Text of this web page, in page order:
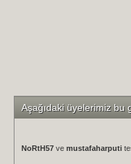
Aşağıdaki üyelerimiz bu
NoRtH57 ve mustafaharputi